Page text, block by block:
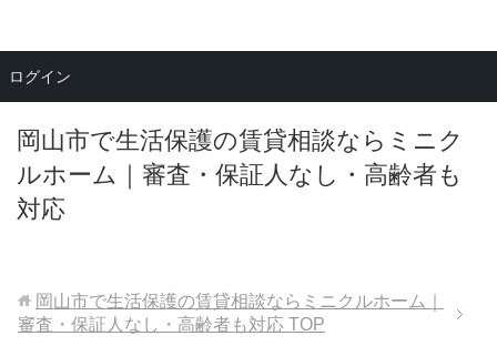
岡山市で生活保護の賃貸相談ならミニク
ルホーム｜審査・保証人なし・高齢者も
対応
メニュー
岡山市で生活保護の賃貸相談ならミニクルホーム｜
審査・保証人なし・高齢者も対応 TOP
ログイン